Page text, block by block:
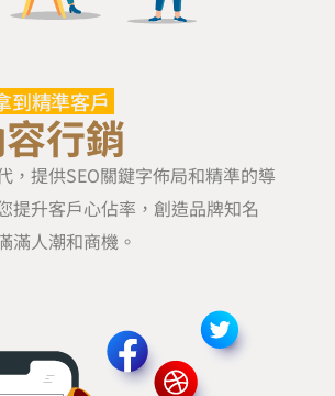
到精準客戶
行銷
，提供SEO關鍵字佈局和精準的導
提升客戶心佔率，創造品牌知名
滿人潮和商機。